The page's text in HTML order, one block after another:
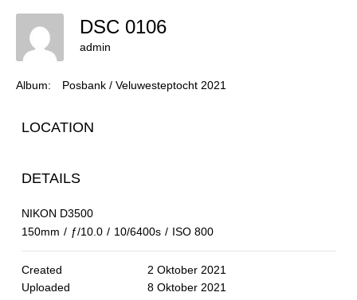
DSC 0106
admin
Album: Posbank / Veluwesteptocht 2021
LOCATION
DETAILS
NIKON D3500
150mm / ƒ/10.0 / 10/6400s / ISO 800
Created
2 Oktober 2021
Uploaded
8 Oktober 2021